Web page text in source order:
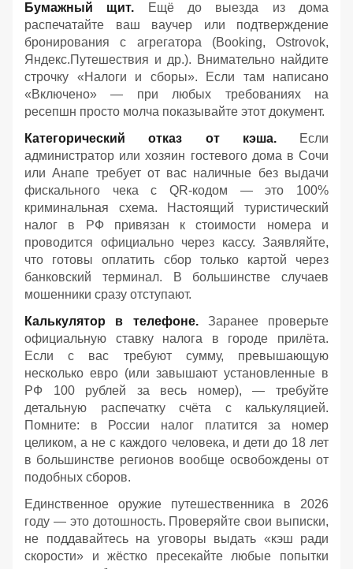
Бумажный щит. Ещё до выезда из дома
распечатайте ваш ваучер или подтверждение
бронирования с агрегатора (Booking, Ostrovok,
Яндекс.Путешествия и др.). Внимательно найдите
строчку «Налоги и сборы». Если там написано
«Включено» — при любых требованиях на
ресепшн просто молча показывайте этот документ.
Категорический отказ от кэша.Если
администратор или хозяин гостевого дома в Сочи
или Анапе требует от вас наличные без выдачи
фискального чека с QR-кодом — это 100%
криминальная схема. Настоящий туристический
налог в РФ привязан к стоимости номера и
проводится официально через кассу. Заявляйте,
что готовы оплатить сбор только картой через
банковский терминал. В большинстве случаев
мошенники сразу отступают.
Калькулятор в телефоне.Заранее проверьте
официальную ставку налога в городе прилёта.
Если с вас требуют сумму, превышающую
несколько евро (или завышают установленные в
РФ 100 рублей за весь номер), — требуйте
детальную распечатку счёта с калькуляцией.
Помните: в России налог платится за номер
целиком, а не с каждого человека, и дети до 18 лет
в большинстве регионов вообще освобождены от
подобных сборов.
Единственное оружие путешественника в 2026
году — это дотошность. Проверяйте свои выписки,
не поддавайтесь на уговоры выдать «кэш ради
скорости» и жёстко пресекайте любые попытки